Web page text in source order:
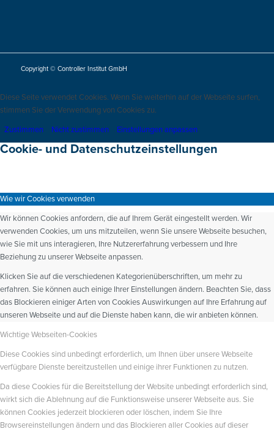
Copyright © Controller Institut GmbH
Diese Seite verwendet Cookies. Wenn Sie weiterhin auf der Webseite surfen,
stimmen Sie der Verwendung von Cookies zu.
Zustimmen Nicht zustimmen Einstellungen anpassen
Cookie- und Datenschutzeinstellungen
Wie wir Cookies verwenden
Wir können Cookies anfordern, die auf Ihrem Gerät eingestellt werden. Wir
verwenden Cookies, um uns mitzuteilen, wenn Sie unsere Webseite besuchen,
wie Sie mit uns interagieren, Ihre Nutzererfahrung verbessern und Ihre
Beziehung zu unserer Webseite anpassen.
Klicken Sie auf die verschiedenen Kategorienüberschriften, um mehr zu
erfahren. Sie können auch einige Ihrer Einstellungen ändern. Beachten Sie, dass
das Blockieren einiger Arten von Cookies Auswirkungen auf Ihre Erfahrung auf
unseren Webseite und auf die Dienste haben kann, die wir anbieten können.
Wichtige Webseiten-Cookies
Diese Cookies sind unbedingt erforderlich, um Ihnen über unsere Webseite
verfügbare Dienste bereitzustellen und einige ihrer Funktionen zu nutzen.
Da diese Cookies für die Bereitstellung der Website unbedingt erforderlich sind,
wirkt sich die Ablehnung auf die Funktionsweise unserer Webseite aus. Sie
können Cookies jederzeit blockieren oder löschen, indem Sie Ihre
Browsereinstellungen ändern und das Blockieren aller Cookies auf dieser